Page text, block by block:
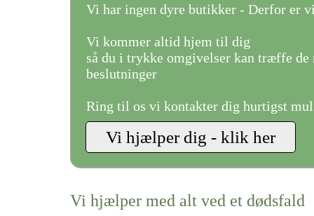
Vi har ingen dyre butikker - Derfor er
Vi kommer altid hjem til dig
så du i trykke omgivelser kan træffe de
beslutninger
Ring til os vi kontakter dig hurtigst
Vi hjælper med alt ved et dødsfald